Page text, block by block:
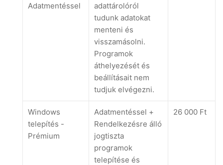
Adatmentéssel
adattárolóról
tudunk adatokat
menteni és
visszamásolni.
Programok
áthelyezését és
beállításait nem
tudjuk elvégezni.
Windows
telepítés -
Prémium
Adatmentéssel +
Rendelkezésre álló
jogtiszta
programok
telepítése és
26 000 Ft